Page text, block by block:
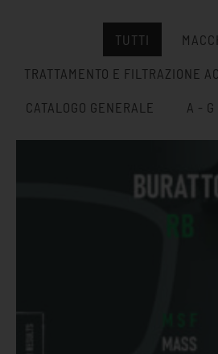
TUTTI
TRATTAMENTO E FILTRAZIONE
CATALOGO GENERALE A - G